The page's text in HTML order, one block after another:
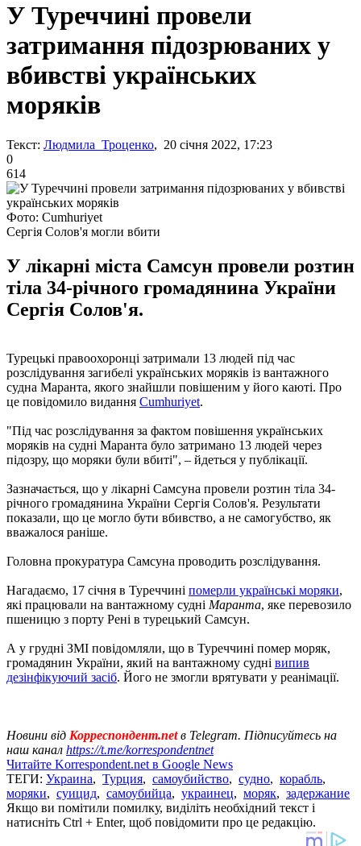
У Туреччині провели
затримання підозрюваних у
вбивстві українських
моряків
Текст: Людмила Троценко, 20 січня 2022, 17:23
0
614
Фото: Cumhuriyet
Сергія Солов'я могли вбити
У лікарні міста Самсун провели розтин
тіла 34-річного громадянина України
Сергія Солов'я.
Турецькі правоохоронці затримали 13 людей під час
розслідування загибелі українських моряків із вантажного
судна Маранта, якого знайшли повішеним у його каюті. Про
це повідомило видання Cumhuriyet.
"Під час розслідування за фактом повішення українських
моряків на судні Маранта було затримано 13 людей через
підозру, що моряки були вбиті", – йдеться у публікації.
Зазначається, що у лікарні Самсуна провели розтин тіла 34-
річного громадянина України Сергія Солов'я. Результати
показали, що це могло бути вбивство, а не самогубство, як
вважалося раніше.
Головна прокуратура Самсуна проводить розслідування.
Нагадаємо, 17 січня в Туреччині померли українські моряки,
які працювали на вантажному судні Маранта, яке перевозило
пшеницю з порту Рені в турецький Самсун.
А у грудні ЗМІ повідомляли, що в Туреччині помер моряк,
громадянин України, який на вантажному судні випив
дезінфікуючий засіб. Його не змогли врятувати у реанімації.
Новини від Корреспондент.netв Telegram. Підписуйтесь на
наш канал https://t.me/korrespondentnet
Читайте Korrespondent.net в Google News
ТЕГИ: Украина, Турция, самоубийство, судно, корабль,
моряки, суицид, самоубийца, украинец, моряк, задержание
Якщо ви помітили помилку, виділіть необхідний текст і
натисніть Ctrl + Enter, щоб повідомити про це редакцію.